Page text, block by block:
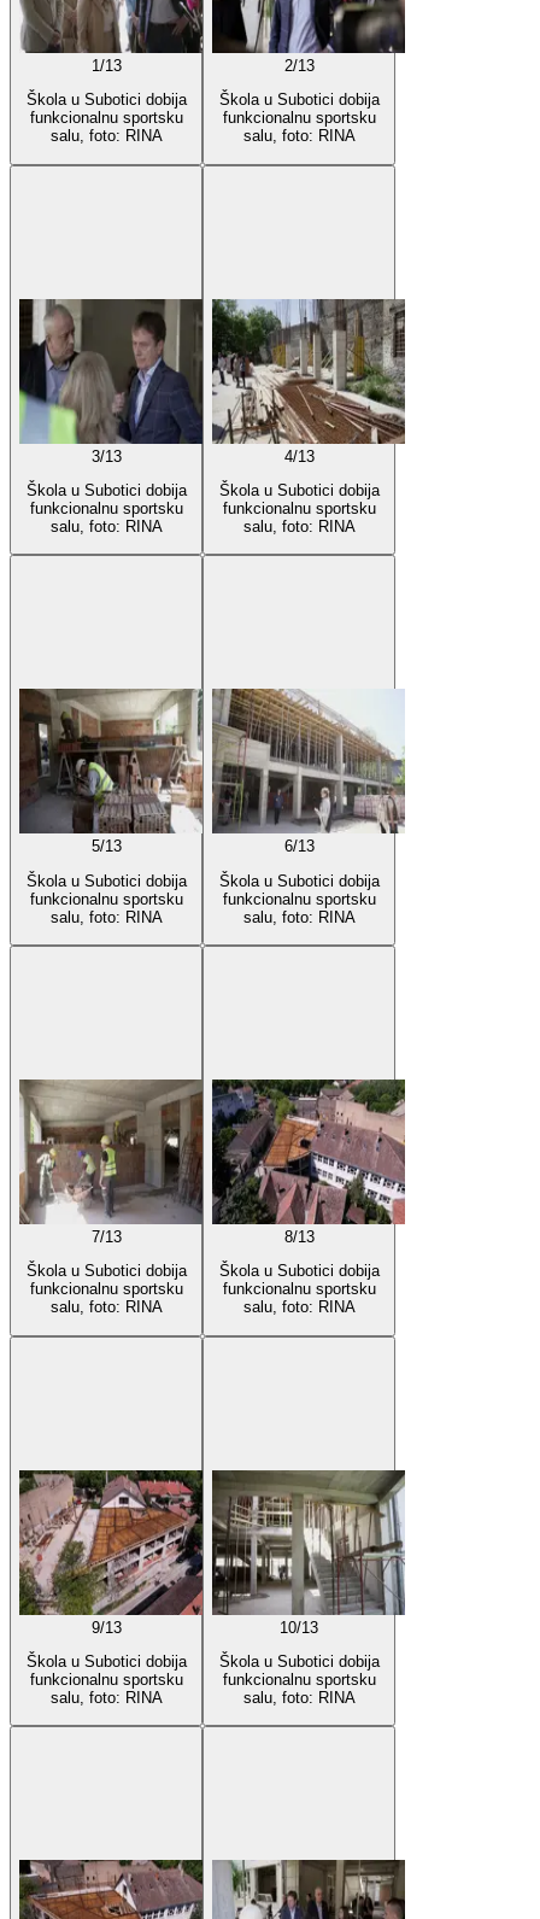
1 /13
Škola u Subotici dobija
funkcionalnu sportsku
salu, foto: RINA
2/13
Škola u Subotici dobija
funkcionalnu sportsku
salu, foto: RINA
3/13
Škola u Subotici dobija
funkcionalnu sportsku
salu, foto: RINA
4/13
Škola u Subotici dobija
funkcionalnu sportsku
salu, foto: RINA
5/13
Škola u Subotici dobija
funkcionalnu sportsku
salu, foto: RINA
6/13
Škola u Subotici dobija
funkcionalnu sportsku
salu, foto: RINA
7/13
Škola u Subotici dobija
funkcionalnu sportsku
salu, foto: RINA
8/13
Škola u Subotici dobija
funkcionalnu sportsku
salu, foto: RINA
9/13
Škola u Subotici dobija
funkcionalnu sportsku
salu, foto: RINA
10/13
Škola u Subotici dobija
funkcionalnu sportsku
salu, foto: RINA